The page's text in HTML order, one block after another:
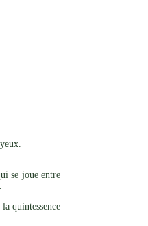
se joue entre
quintessence